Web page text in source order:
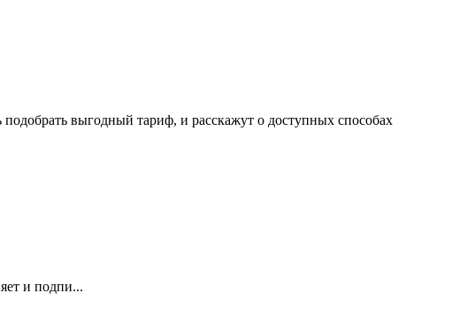
выгодный тариф, и расскажут о доступных способах
и подпи...